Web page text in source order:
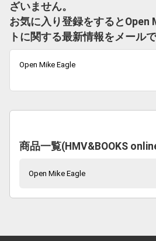
ざいません。
お気に入り登録をするとOpen
トに関する最新情報をメール
Open Mike Eagle
商品一覧(HMV&BOOKS
Open Mike Eagle